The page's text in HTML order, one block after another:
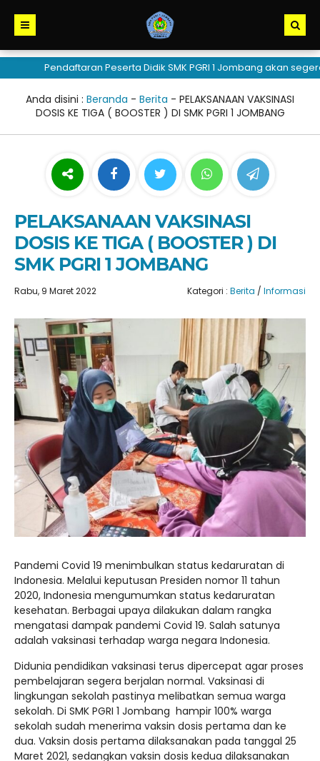
Pendaftaran Peserta Didik SMK PGRI 1 Jombang akan segera
Anda disini : Beranda - Berita - PELAKSANAAN VAKSINASI
DOSIS KE TIGA ( BOOSTER ) DI SMK PGRI 1 JOMBANG
PELAKSANAAN VAKSINASI
DOSIS KE TIGA ( BOOSTER ) DI
SMK PGRI 1 JOMBANG
Rabu, 9 Maret 2022 Kategori : Berita / Informasi
Pandemi Covid 19 menimbulkan status kedaruratan di
Indonesia. Melalui keputusan Presiden nomor 11 tahun
2020, Indonesia mengumumkan status kedaruratan
kesehatan. Berbagai upaya dilakukan dalam rangka
mengatasi dampak pandemi Covid 19. Salah satunya
adalah vaksinasi terhadap warga negara Indonesia.
Didunia pendidikan vaksinasi terus dipercepat agar proses
pembelajaran segera berjalan normal. Vaksinasi di
lingkungan sekolah pastinya melibatkan semua warga
sekolah. Di SMK PGRI 1 Jombang hampir 100% warga
sekolah sudah menerima vaksin dosis pertama dan ke
dua. Vaksin dosis pertama dilaksanakan pada tanggal 25
Maret 2021, sedangkan vaksin dosis kedua dilaksanakan